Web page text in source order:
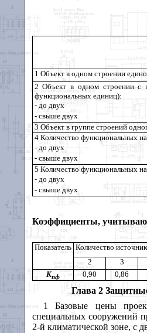
1 Объект в одном строении
2 Объект в одном строении с
функциональных единиц):
- до двух
- свыше двух
3 Объект в группе строений
4 Количество функциональных
- до двух
- свыше двух
5 Количество функциональных
- до двух
- свыше двух
Коэффициенты,
Показатель Количество
2
3
Кпф 0,90 0,86
Глава 2
1 Базовые цены
специальных сооружений
2-й климатической зоне, с